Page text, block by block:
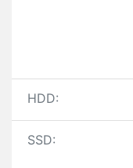
HDD:
SSD: